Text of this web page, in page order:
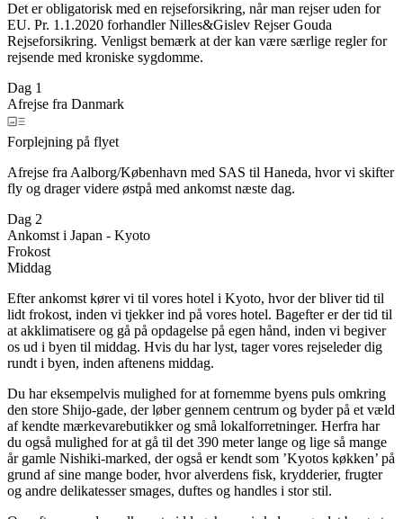
Det er obligatorisk med en rejseforsikring, når man rejser uden for
EU. Pr. 1.1.2020 forhandler Nilles&Gislev Rejser Gouda
Rejseforsikring. Venligst bemærk at der kan være særlige regler for
rejsende med kroniske sygdomme.
Dag 1
Afrejse fra Danmark
Forplejning på flyet
Afrejse fra Aalborg/København med SAS til Haneda, hvor vi skifter
fly og drager videre østpå med ankomst næste dag.
Dag 2
Ankomst i Japan - Kyoto
Frokost
Middag
Efter ankomst kører vi til vores hotel i Kyoto, hvor der bliver tid til
lidt frokost, inden vi tjekker ind på vores hotel. Bagefter er der tid til
at akklimatisere og gå på opdagelse på egen hånd, inden vi begiver
os ud i byen til middag. Hvis du har lyst, tager vores rejseleder dig
rundt i byen, inden aftenens middag.
Du har eksempelvis mulighed for at fornemme byens puls omkring
den store Shijo-gade, der løber gennem centrum og byder på et væld
af kendte mærkevarebutikker og små lokalforretninger. Herfra har
du også mulighed for at gå til det 390 meter lange og lige så mange
år gamle Nishiki-marked, der også er kendt som ’Kyotos køkken’ på
grund af sine mange boder, hvor alverdens fisk, krydderier, frugter
og andre delikatesser smages, duftes og handles i stor stil.